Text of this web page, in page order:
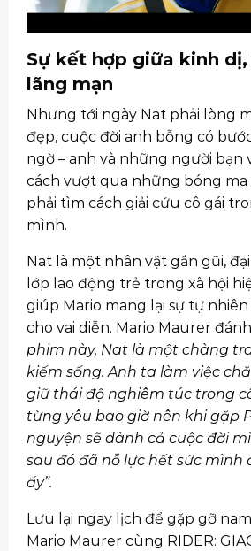
Sự kết hợp giữa kinh
lãng mạn
Nhưng tới ngày Nat phải lòng
đẹp, cuộc đời anh bỗng có
ngờ – anh và những người bạn
cách vượt qua những bóng ma
phải tìm cách giải cứu cô gái
mình.
Nat là một nhân vật gần gũi,
lớp lao động trẻ trong xã hội
giúp Mario mang lại sự tự
cho vai diễn. Mario Maurer
phim này, Nat là một chàng
kiếm sống. Anh ta làm việc
giữ thái độ nghiêm túc trong
từng yêu bao giờ nên khi gặp
nguyện sẽ dành cả cuộc đời
sau đó đã nỗ lực hết sức mình
ấy”.
Lưu lại ngay lịch để gặp gỡ
Mario Maurer cùng RIDER: